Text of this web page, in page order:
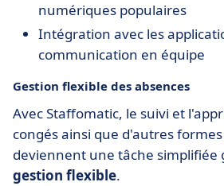
numériques populaires
Intégration avec les
communication en équipe
Gestion flexible des absences
Avec Staffomatic, le suivi et
congés ainsi que d'autres
deviennent une tâche simplifiée
gestion flexible.